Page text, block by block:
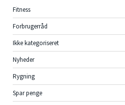
Fitness
Forbrugerråd
Ikke kategoriseret
Nyheder
Rygning
Spar penge